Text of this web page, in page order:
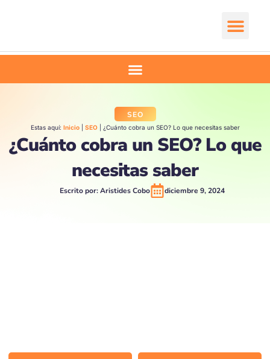
SEO
Estas aquí: Inicio| SEO| ¿Cuánto cobra un SEO? Lo que necesitas saber
¿Cuánto cobra un SEO? Lo que
necesitas saber
Escrito por:Aristides Cobo diciembre 9, 2024